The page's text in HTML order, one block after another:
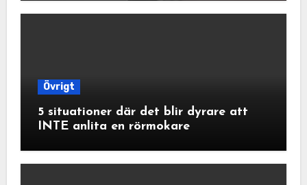
Övrigt
5 situationer där det blir dyrare att
INTE anlita en rörmokare